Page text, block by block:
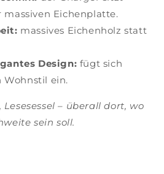
Eichenplatte.
massives Eichenholz statt
Design: fügt sich
Wohnstil ein.
– überall dort, wo
sein soll.